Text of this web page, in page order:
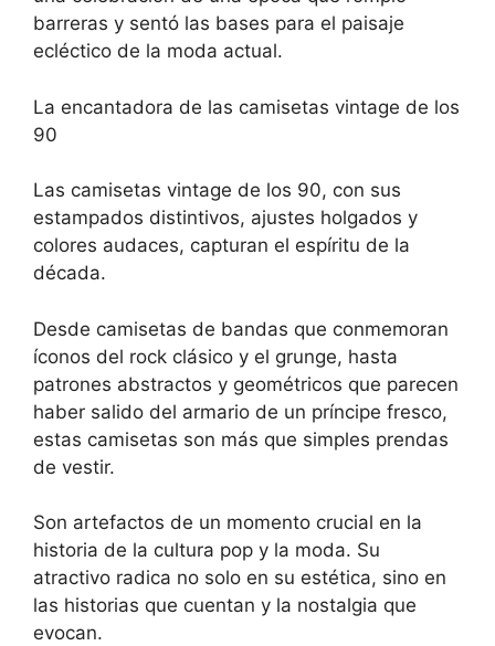
barreras y sentó las bases para el paisaje
ecléctico de la moda actual.
La encantadora de las camisetas vintage de los
90
Las camisetas vintage de los 90, con sus
estampados distintivos, ajustes holgados y
colores audaces, capturan el espíritu de la
década.
Desde camisetas de bandas que conmemoran
íconos del rock clásico y el grunge, hasta
patrones abstractos y geométricos que parecen
haber salido del armario de un príncipe fresco,
estas camisetas son más que simples prendas
de vestir.
Son artefactos de un momento crucial en la
historia de la cultura pop y la moda. Su
atractivo radica no solo en su estética, sino en
las historias que cuentan y la nostalgia que
evocan.